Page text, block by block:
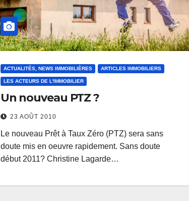
ACTUALITÉS, NEWS IMMOBILIÈRES ARTICLES IMMOBILIERS
LES ACTEURS DE L'IMMOBILIER
Un nouveau PTZ ?
23 AOÛT 2010
Le nouveau Prêt à Taux Zéro (PTZ) sera sans
doute mis en oeuvre rapidement. Sans doute
début 2011? Christine Lagarde…